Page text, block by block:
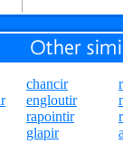
chancir
engloutir
rapointir
glapir